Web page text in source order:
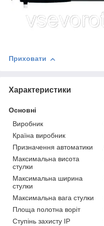
Приховати
Характеристики
Основні
Виробник
Країна виробник
Призначення автоматики
Максимальна висота
стулки
Максимальна ширина
стулки
Максимальна вага стулки
Площа полотна воріт
Ступінь захисту IP